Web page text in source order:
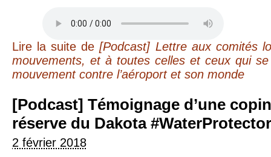
Lire la suitede[Podcast] Lettre aux comités
mouvements, et à toutes celles et ceux qui
mouvement contre l’aéroport et son monde
[Podcast] Témoignage d’une copine de retour de la
réserve du Dakota #WaterProtector
2 février 2018